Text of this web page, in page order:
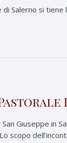
Salerno si
Giuseppe in
scopo